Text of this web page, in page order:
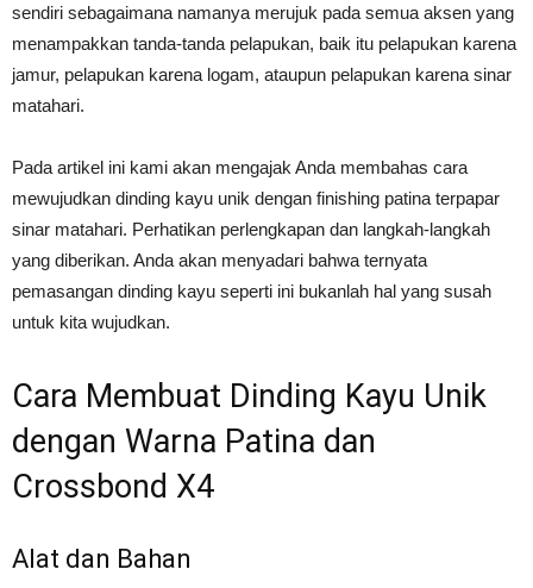
sendiri sebagaimana namanya merujuk pada semua aksen yang
menampakkan tanda-tanda pelapukan, baik itu pelapukan karena
jamur, pelapukan karena logam, ataupun pelapukan karena sinar
matahari.
Pada artikel ini kami akan mengajak Anda membahas cara
mewujudkan dinding kayu unik dengan finishing patina terpapar
sinar matahari. Perhatikan perlengkapan dan langkah-langkah
yang diberikan. Anda akan menyadari bahwa ternyata
pemasangan dinding kayu seperti ini bukanlah hal yang susah
untuk kita wujudkan.
Cara Membuat Dinding Kayu Unik
dengan Warna Patina dan
Crossbond X4
Alat dan Bahan